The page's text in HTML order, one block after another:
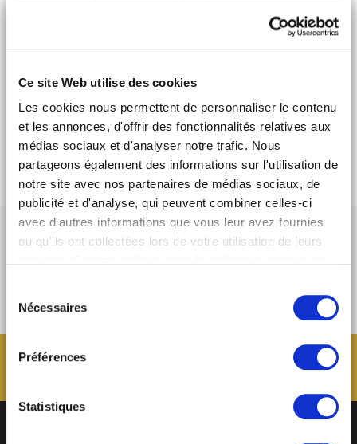
Ce site Web utilise des cookies
Les cookies nous permettent de personnaliser le contenu
et les annonces, d'offrir des fonctionnalités relatives aux
médias sociaux et d'analyser notre trafic. Nous
partageons également des informations sur l'utilisation de
notre site avec nos partenaires de médias sociaux, de
publicité et d'analyse, qui peuvent combiner celles-ci
avec d'autres informations que vous leur avez fournies
ou qu'ils ont collectées lors de votre utilisation de leurs
cliquant sur « tout autoriser » ; vous refusez ce dépôt de
cookies (sauf cookies nécessaires) en cliquant sur « tout
paramétrer vos choix en fonction de la finalité des
autoriser ma sélection ». Vous pouvez retirer votre
consentement à tout moment via notre outil de
Nécessaires
Préférences
Statistiques
Un conseil : venez tôt pour réserver votre créneau divin !
Réservez une table auprès du service réservation : 01
VENIR À NOUS